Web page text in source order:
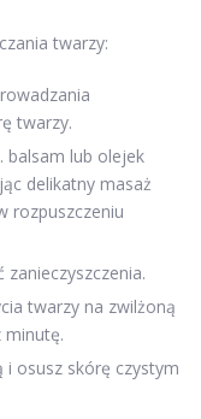
twarzy:
twarzy.
balsam lub olejek
delikatny masaż
rozpuszczeniu
zanieczyszczenia.
twarzy na zwilżoną
minutę.
i osusz skórę czystym